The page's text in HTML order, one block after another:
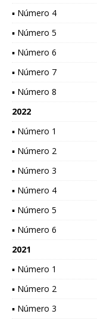
▪ Número 4
▪ Número 5
▪ Número 6
▪ Número 7
▪ Número 8
2022
▪ Número 1
▪ Número 2
▪ Número 3
▪ Número 4
▪ Número 5
▪ Número 6
2021
▪ Número 1
▪ Número 2
▪ Número 3